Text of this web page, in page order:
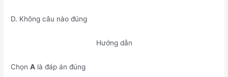
D. Không câu nào đúng
Hướng dẫn
ChọnA là đáp án đúng